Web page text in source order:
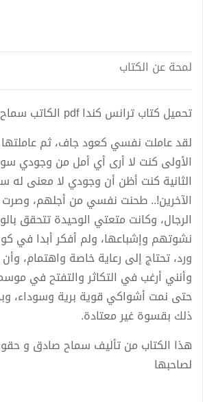
لمحة عن الكتاب
تحميل كتاب ترانس كندا pdf الكاتب سماح صادق
لقد عاملت نفسي كعود جاف، ثم
الأولى كنت لا أرى أي أمل من وجودي
الثانية كنت أظن أن وجودي لا معنى له
الآخرين!.. طحنت نفسي من أجلهم، وصرت
الرجال، وكانت متعتي الوحيدة تتحقق
نشوتهم وإشباعها، ولم أفكر أبدا في
ورد، تحتاج إلى رعاية خاصة واهتمام،
وأنني أرغب في التكاثر والتفتح في
حتى نمت أشواكي قوية برية وسوداء،
ذلك بقسوة غير معتادة.
هذا الكتاب من تأليف سماح صادق و
لصاحبها